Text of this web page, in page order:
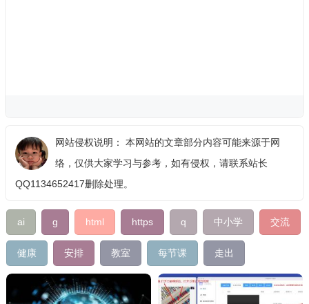
网站侵权说明： 本网站的文章部分内容可能来源于网
络，仅供大家学习与参考，如有侵权，请联系站长
QQ1134652417删除处理。
ai g html https q 中小学 交流
健康 安排 教室 每节课 走出